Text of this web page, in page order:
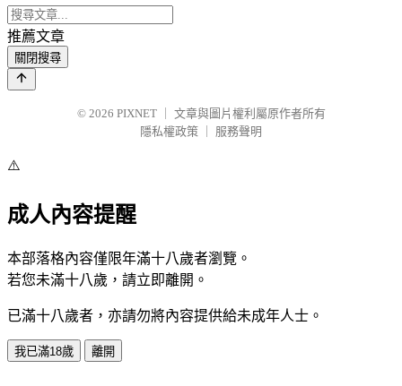
推薦文章
關閉搜尋
© 2026 PIXNET
文章與圖片權利屬原作者所有
隱私權政策
服務聲明
⚠️
成人內容提醒
本部落格內容僅限年滿十八歲者瀏覽。
若您未滿十八歲，請立即離開。
已滿十八歲者，亦請勿將內容提供給未成年人士。
我已滿18歲 離開